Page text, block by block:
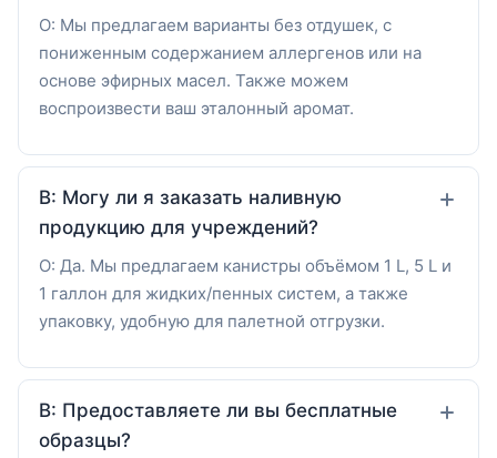
О: Мы предлагаем варианты без отдушек, с
пониженным содержанием аллергенов или на
основе эфирных масел. Также можем
воспроизвести ваш эталонный аромат.
В: Могу ли я заказать наливную
продукцию для учреждений?
О: Да. Мы предлагаем канистры объёмом 1 L, 5 L и
1 галлон для жидких/пенных систем, а также
упаковку, удобную для палетной отгрузки.
В: Предоставляете ли вы бесплатные
образцы?